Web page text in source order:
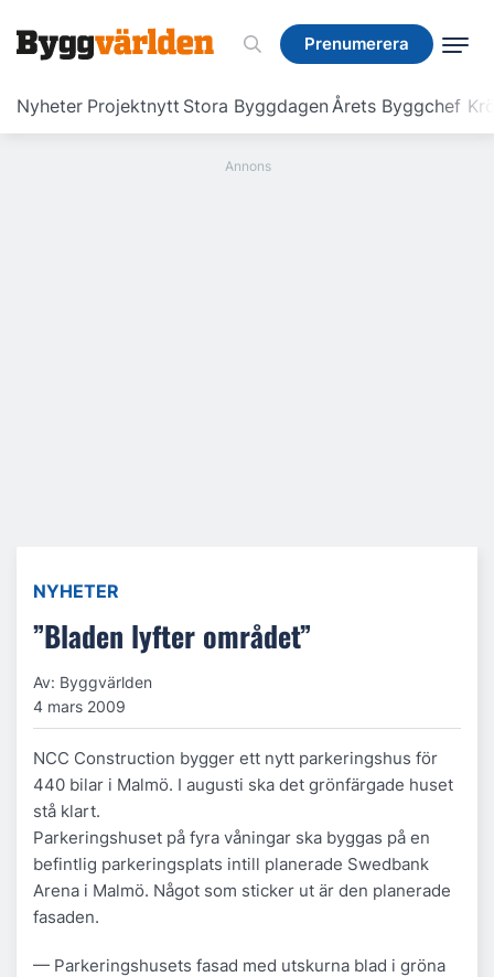
Prenumerera
Nyheter Projektnytt Stora ByggdagenÅrets Byggchef
Prenumerera
NYHETER
”Bladen lyfter området”
Av: Byggvärlden
4 mars 2009
NCC Construction bygger ett nytt parkeringshus för
440 bilar i Malmö. I augusti ska det grönfärgade huset
stå klart.
Parkeringshuset på fyra våningar ska byggas på en
befintlig parkeringsplats intill planerade Swedbank
Arena i Malmö. Något som sticker ut är den planerade
fasaden.
— Parkeringshusets fasad med utskurna blad i gröna